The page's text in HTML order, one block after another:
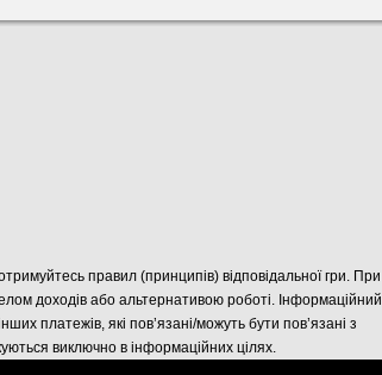
правил (принципів) відповідальної гри. При
доходів або альтернативою роботі. Інформаційний
платежів, які пов’язані/можуть бути пов’язані з
виключно в інформаційних цілях.